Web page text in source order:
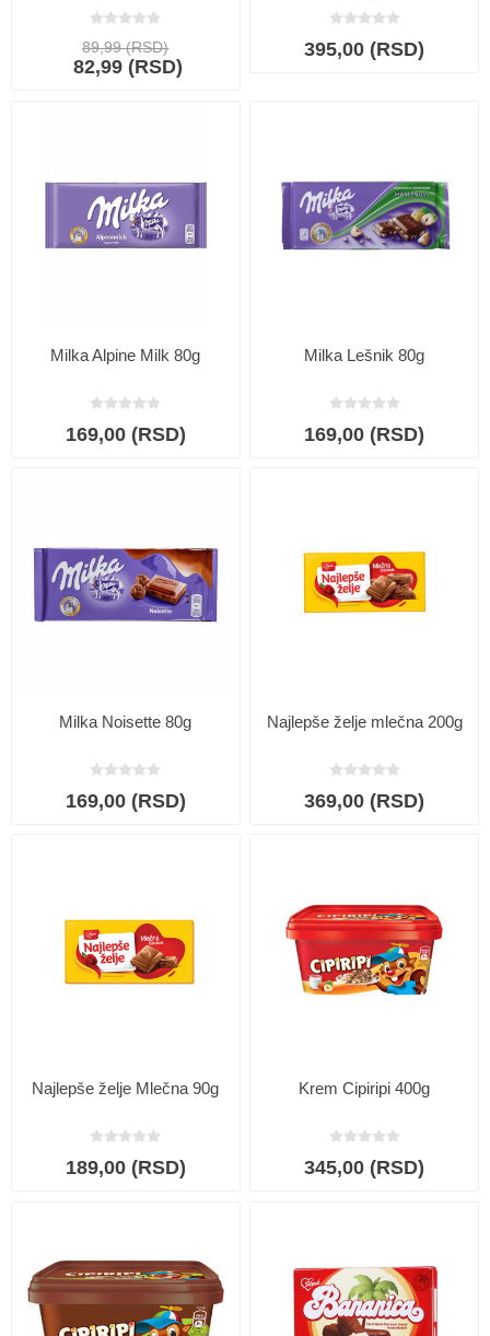
89,99 (RSD)
82,99 (RSD)
395,00 (RSD)
Milka Alpine Milk 80g
169,00 (RSD)
Milka Lešnik 80g
169,00 (RSD)
Milka Noisette 80g
169,00 (RSD)
Najlepše želje mlečna 200g
369,00 (RSD)
Najlepše želje Mlečna 90g
189,00 (RSD)
Krem Cipiripi 400g
345,00 (RSD)